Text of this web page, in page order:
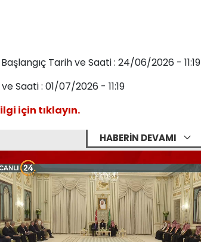
Tarih ve Saati : 24/06/2026 - 11:19
Saati : 01/07/2026 - 11:19
için tıklayın.
HABERİN DEVAMI